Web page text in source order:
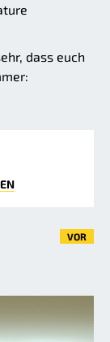
dass euch
VOR